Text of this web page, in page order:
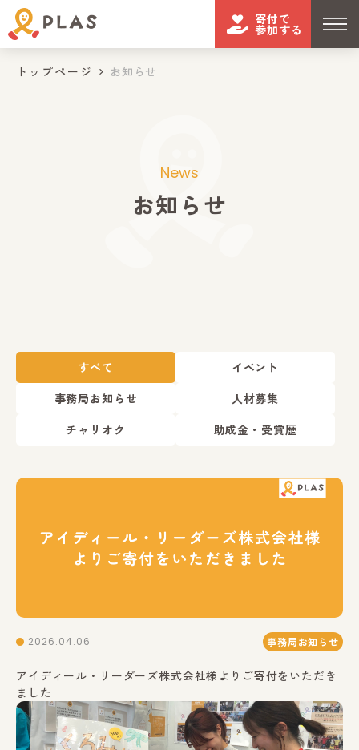
寄付で
参加する
トップページ お知らせ
News
お知らせ
すべて
イベント
事務局お知らせ
人材募集
チャリオク
助成金・受賞歴
2026.04.06 事務局お知らせ
アイディール・リーダーズ株式会社様よりご寄付をいただき
ました